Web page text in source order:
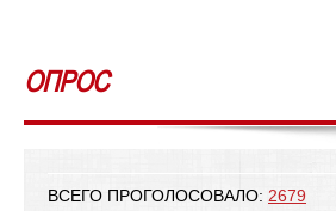
ОПРОС
ВСЕГО ПРОГОЛОСОВАЛО: 2679